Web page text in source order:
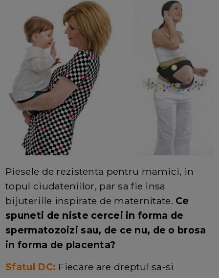
Piesele de rezistenta pentru mamici, in
topul ciudateniilor, par sa fie insa
bijuteriile inspirate de maternitate. Ce
spuneti de niste cercei in forma de
spermatozoizi sau, de ce nu, de o brosa
in forma de placenta?
Sfatul DC: Fiecare are dreptul sa-si